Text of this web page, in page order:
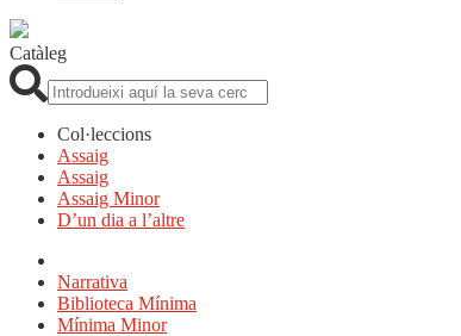
Catàleg
Col·leccions
Assaig
Assaig
Assaig Minor
D’un dia a l’altre
Narrativa
Biblioteca Mínima
Mínima Minor